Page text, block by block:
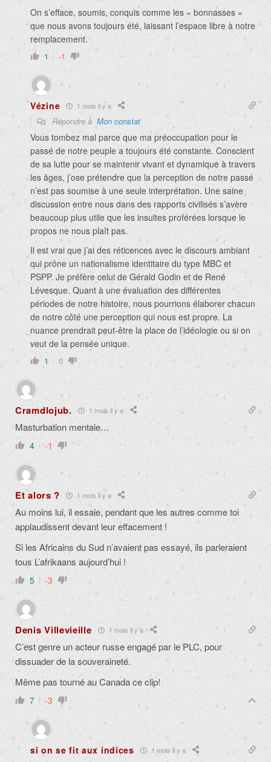
On s’efface, soumis, conquis comme les « bonnasses »
que nous avons toujours été, laissant l’espace libre à notre
remplacement.
1 -1
Vézine 1 mois il y a
Répondre à Mon constat
Vous tombez mal parce que ma préoccupation pour le
passé de notre peuple a toujours été constante. Conscient
de sa lutte pour se maintenir vivant et dynamique à travers
les âges, j’ose prétendre que la perception de notre passé
n’est pas soumise à une seule interprétation. Une saine
discussion entre nous dans des rapports civilisés s’avère
beaucoup plus utile que les insultes proférées lorsque le
propos ne nous plaît pas.
Il est vrai que j’ai des réticences avec le discours ambiant
qui prône un nationalisme identitaire du type MBC et
PSPP. Je préfère celui de Gérald Godin et de René
Lévesque. Quant à une évaluation des différentes
périodes de notre histoire, nous pourrions élaborer chacun
de notre côté une perception qui nous est propre. La
nuance prendrait peut-être la place de l’idéologie ou si on
veut de la pensée unique.
1 0
Cramdlojub. 1 mois il y a
Masturbation mentale…
4 -1
Et alors ? 1 mois il y a
Au moins lui, il essaie, pendant que les autres comme toi
applaudissent devant leur effacement !
Si les Africains du Sud n’avaient pas essayé, ils parleraient
tous L’afrikaans aujourd’hui !
5 -3
Denis Villevieille 1 mois il y a
C’est genre un acteur russe engagé par le PLC, pour
dissuader de la souveraineté.
Même pas tourné au Canada ce clip!
7 -3
si on se fit aux indices 1 mois il y a